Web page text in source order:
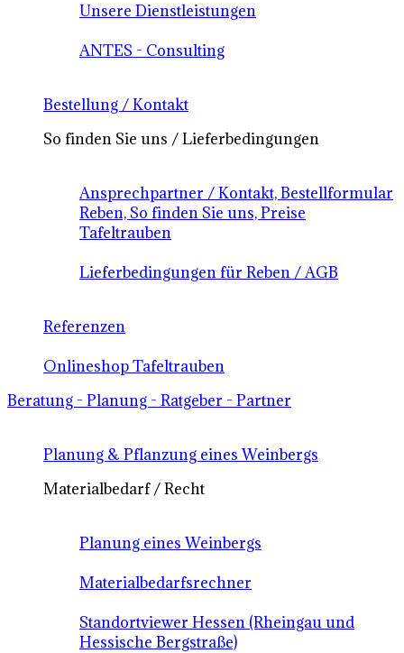
Unsere Dienstleistungen
ANTES - Consulting
Bestellung / Kontakt
So finden Sie uns / Lieferbedingungen
Ansprechpartner / Kontakt, Bestellformular
Reben, So finden Sie uns, Preise
Tafeltrauben
Lieferbedingungen für Reben / AGB
Referenzen
Onlineshop Tafeltrauben
Beratung - Planung - Ratgeber - Partner
Planung & Pflanzung eines Weinbergs
Materialbedarf / Recht
Planung eines Weinbergs
Materialbedarfsrechner
Standortviewer Hessen (Rheingau und
Hessische Bergstraße)